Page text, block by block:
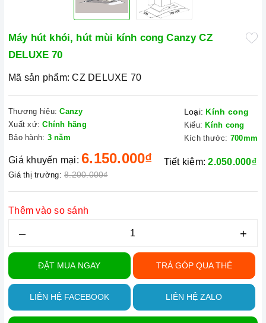
Máy hút khói, hút mùi kính cong Canzy CZ
DELUXE 70
Mã sản phẩm: CZ DELUXE 70
Thương hiệu: Canzy
Xuất xứ: Chính hãng
Bảo hành: 3 năm
Loại: Kính cong
Kiểu: Kính cong
Kích thước: 700mm
Giá khuyến mại: 6.150.000₫
Giá thị trường: 8.200.000₫
Tiết kiệm:2.050.000₫
Thêm vào so sánh
– +
ĐẶT MUA NGAY TRẢ GÓP QUA THẺ
LIÊN HỆ FACEBOOK LIÊN HỆ ZALO